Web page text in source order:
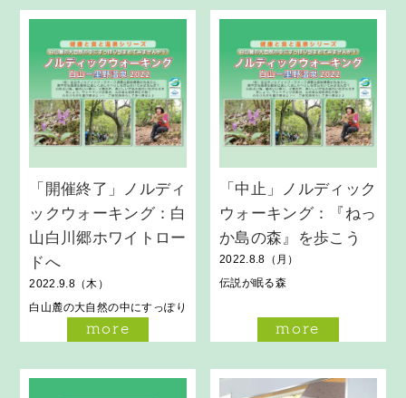
「開催終了」ノルディ
ックウォーキング：白
山白川郷ホワイトロー
ドへ
2022.9.8（木）
白山麓の大自然の中にすっぽり
包まれてみませんか？
more
「中止」ノルディック
ウォーキング：『ねっ
か島の森』を歩こう
2022.8.8（月）
伝説が眠る森
more